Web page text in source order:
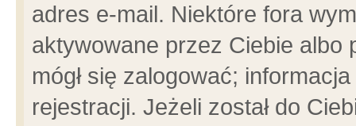
adres e-mail. Niektóre fora
aktywowane przez Ciebie albo
mógł się zalogować;
rejestracji. Jeżeli został do